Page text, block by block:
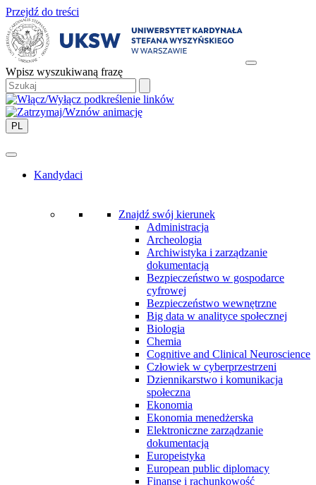
Przejdź do treści
Wpisz wyszukiwaną frazę
PL
Kandydaci
Znajdź swój kierunek
Administracja
Archeologia
Archiwistyka i zarządzanie
dokumentacją
Bezpieczeństwo w gospodarce
cyfrowej
Bezpieczeństwo wewnętrzne
Big data w analityce społecznej
Biologia
Chemia
Cognitive and Clinical Neuroscience
Człowiek w cyberprzestrzeni
Dziennikarstwo i komunikacja
społeczna
Ekonomia
Ekonomia menedżerska
Elektroniczne zarządzanie
dokumentacją
Europeistyka
European public diplomacy
Finanse i rachunkowość